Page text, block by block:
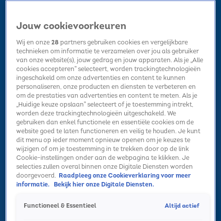
Home Radio luisteren Hitlijsten Acties Kerst Nieuws
Volg Sky Radio
Zoeken
HomeRadio luisterenActies Alle zendersSummer Top 101
Jouw cookievoorkeuren
Wij en onze28partners gebruiken cookies en vergelijkbare
technieken om informatie te verzamelen over jou als gebruiker
van onze website(s), jouw gedrag en jouw apparaten. Als je „Alle
cookies accepteren” selecteert, worden trackingtechnologieën
ingeschakeld om onze advertenties en content te kunnen
personaliseren, onze producten en diensten te verbeteren en
om de prestaties van advertenties en content te meten. Als je
„Huidige keuze opslaan” selecteert of je toestemming intrekt,
worden deze trackingtechnologieën uitgeschakeld. We
gebruiken dan enkel functionele en essentiële cookies om de
website goed te laten functioneren en veilig te houden. Je kunt
dit menu op ieder moment opnieuw openen om je keuzes te
wijzigen of om je toestemming in te trekken door op de link
Cookie-instellingen onder aan de webpagina te klikken. Je
selecties zullen overal binnen onze Digitale Diensten worden
doorgevoerd. Raadpleeg onze Cookieverklaring voor meer
informatie.
Bekijk hier onze Digitale Diensten.
Functioneel & Essentieel Altijd actief